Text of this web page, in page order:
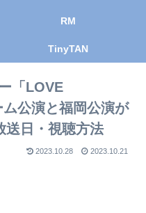
RM
TinyTAN
「LOVE
公演と福岡公演が
送日・視聴方法
2023.10.28 2023.10.21